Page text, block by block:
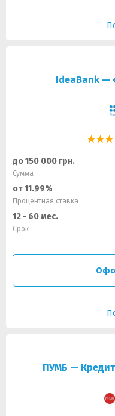
IdeaBank —
до 150 000 грн.
Сумма
от 11.99%
Процентная ставка
12 - 60 мес.
Срок
ПУМБ —